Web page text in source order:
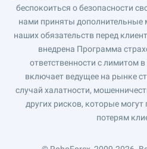
беспокоиться о безопасности
нами приняты дополнительные
наших обязательств перед
внедрена Программа
ответственности с лимитом
включает ведущее на рынке
случай халатности,
других рисков, которые
потерям